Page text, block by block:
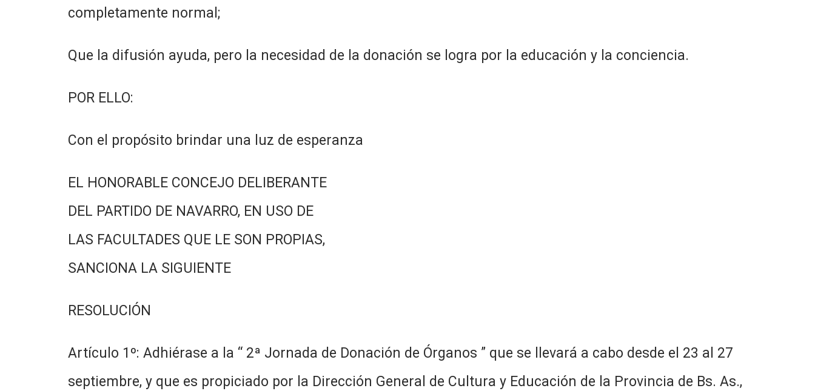
completamente normal;
Que la difusión ayuda, pero la necesidad de la donación se logra por la educación y la conciencia.
POR ELLO:
Con el propósito brindar una luz de esperanza
EL HONORABLE CONCEJO DELIBERANTE
DEL PARTIDO DE NAVARRO, EN USO DE
LAS FACULTADES QUE LE SON PROPIAS,
SANCIONA LA SIGUIENTE
RESOLUCIÓN
Artículo 1º: Adhiérase a la “ 2ª Jornada de Donación de Órganos ” que se llevará a cabo desde el 23 al 27
septiembre, y que es propiciado por la Dirección General de Cultura y Educación de la Provincia de Bs. As.,